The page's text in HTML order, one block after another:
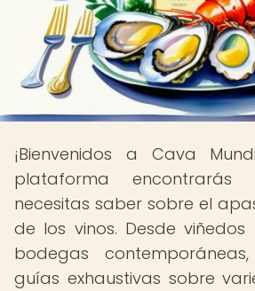
¡Bienvenidos a Cava
plataforma
necesitas saber sobre el
de los vinos. Desde viñedos
bodegas
guías exhaustivas sobre